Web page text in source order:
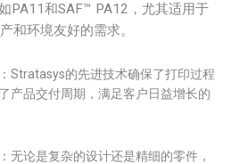
PA11和SAF™ PA12，尤其适用于
和环境友好的需求。
：Stratasys的先进技术确保了打印过程
产品交付周期，满足客户日益增长的
：无论是复杂的设计还是精细的零件，